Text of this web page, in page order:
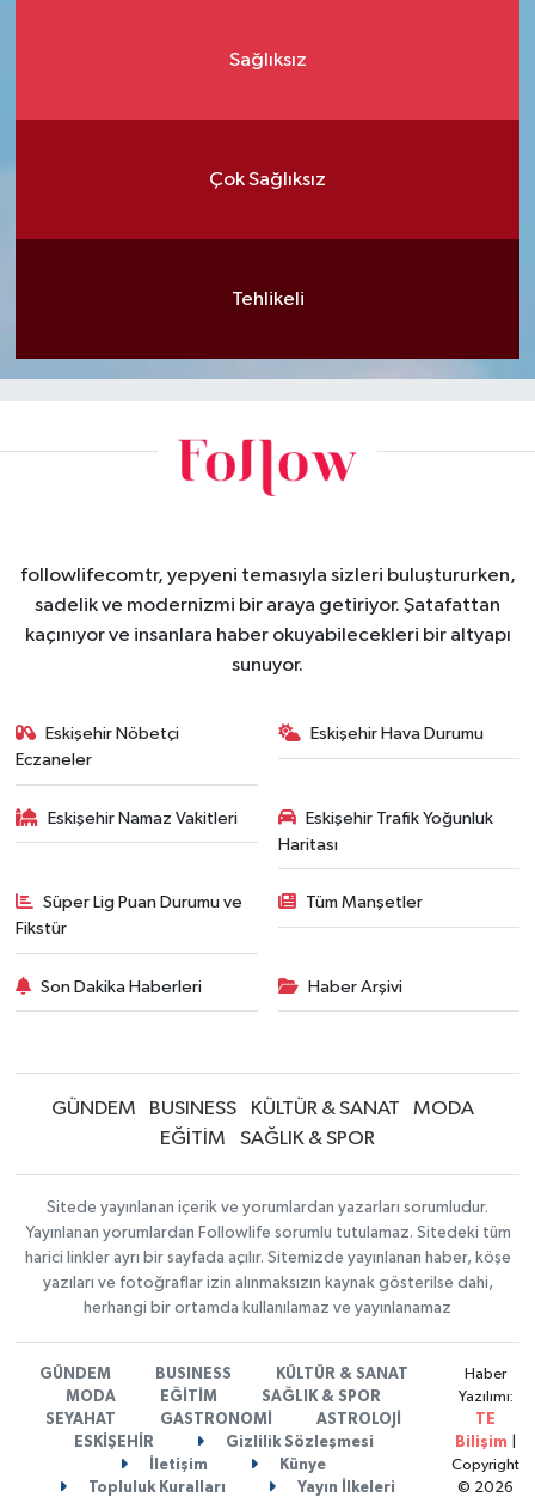
Sağlıksız
Çok Sağlıksız
Tehlikeli
followlifecomtr, yepyeni temasıyla sizleri buluştururken,
sadelik ve modernizmi bir araya getiriyor. Şatafattan
kaçınıyor ve insanlara haber okuyabilecekleri bir altyapı
sunuyor.
Eskişehir Nöbetçi
Eczaneler
Eskişehir Hava Durumu
Eskişehir Namaz Vakitleri
Eskişehir Trafik Yoğunluk
Haritası
Süper Lig Puan Durumu ve
Fikstür
Tüm Manşetler
Son Dakika Haberleri Haber Arşivi
GÜNDEM BUSINESS KÜLTÜR & SANAT
MODA
EĞİTİM
SAĞLIK & SPOR
Sitede yayınlanan içerik ve yorumlardan yazarları sorumludur.
Yayınlanan yorumlardan Followlife sorumlu tutulamaz. Sitedeki tüm
harici linkler ayrı bir sayfada açılır. Sitemizde yayınlanan haber, köşe
yazıları ve fotoğraflar izin alınmaksızın kaynak gösterilse dahi,
herhangi bir ortamda kullanılamaz ve yayınlanamaz
GÜNDEM BUSINESS
KÜLTÜR & SANAT
MODA
EĞİTİM
SAĞLIK & SPOR
SEYAHAT
GASTRONOMİ
ASTROLOJİ
ESKİŞEHİR
Gizlilik Sözleşmesi
İletişim
Künye
Topluluk Kuralları
Yayın İlkeleri
Haber
Yazılımı:
TE
Bilişim
Copyright
© 2026